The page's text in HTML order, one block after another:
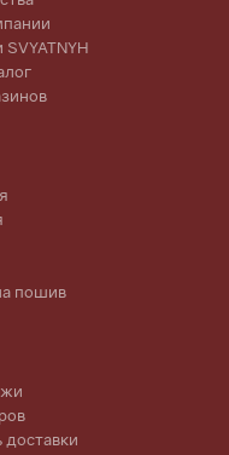
пошив
доставки